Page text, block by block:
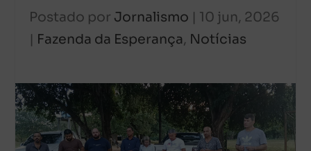
Postado por Jornalismo | 10 jun, 2026
| Fazenda da Esperança, Notícias